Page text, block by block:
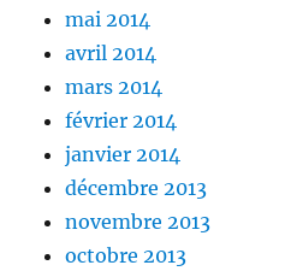
mai 2014
avril 2014
mars 2014
février 2014
janvier 2014
décembre 2013
novembre 2013
octobre 2013